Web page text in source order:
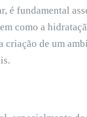
é fundamental
como a
criação de um